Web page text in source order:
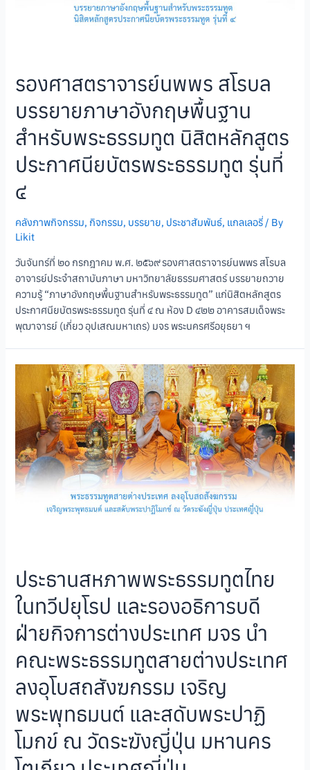
รองศาสตราจารย์นพพร สโรบล
บรรยายภาษาอังกฤษพื้นฐาน
สำหรับพระธรรมทูต นิสิตหลักสูตร
ประกาศนียบัตรพระธรรมทูต รุ่นที่
๔
คลังภาพกิจกรรม, กิจกรรม, บรรยาย, ประชาสัมพันธ์, แกลเลอรี่ / By
Likit
วันจันทร์ที่ ๒๐ กรกฎาคม พ.ศ. ๒๕๖๙ รองศาสตราจารย์นพพร สโรบล
อาจารย์ประจําสถาบันภาษา มหาวิทยาลัยธรรมศาสตร์ บรรยายถวาย
ความรู้ “ภาษาอังกฤษพื้นฐานสำหรับพระธรรมทูต” แก่นิสิตหลักสูตร
ประกาศนียบัตรพระธรรมทูต รุ่นที่ ๔ ณ ห้อง D ๔๒๒ อาคารสมเด็จพระ
พุฒาจารย์ (เกี่ยว อุปเสณมหาเถร) มจร พระนครศรีอยุธยา ฯ
ประธานสหภาพพระธรรมทูตไทย
ในทวีปยุโรป และรองอธิการบดี
ฝ่ายกิจการต่างประเทศ มจร นำ
คณะพระธรรมทูตสายต่างประเทศ
ลงอุโบสถสังฆกรรม เจริญ
พระพุทธมนต์ และสดับพระปาฏิ
โมกข์ ณ วัดระฆังญี่ปุ่น มหานคร